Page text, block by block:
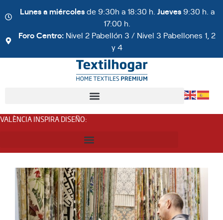
Lunes a miércolesde 9:30h a 18:30 h. Jueves 9:30 h. a
17:00 h.
Foro Centro: Nivel 2 Pabellón 3 / Nivel 3 Pabellones 1, 2
y 4
VALÈNCIA INSPIRA DISEÑO: